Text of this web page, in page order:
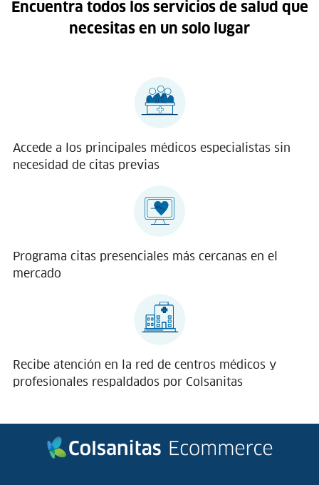
Encuentra todos los servicios de salud que
necesitas en un solo lugar
Accede a los principales médicos especialistas sin
necesidad de citas previas
Programa citas presenciales más cercanas en el
mercado
Recibe atención en la red de centros médicos y
profesionales respaldados por Colsanitas